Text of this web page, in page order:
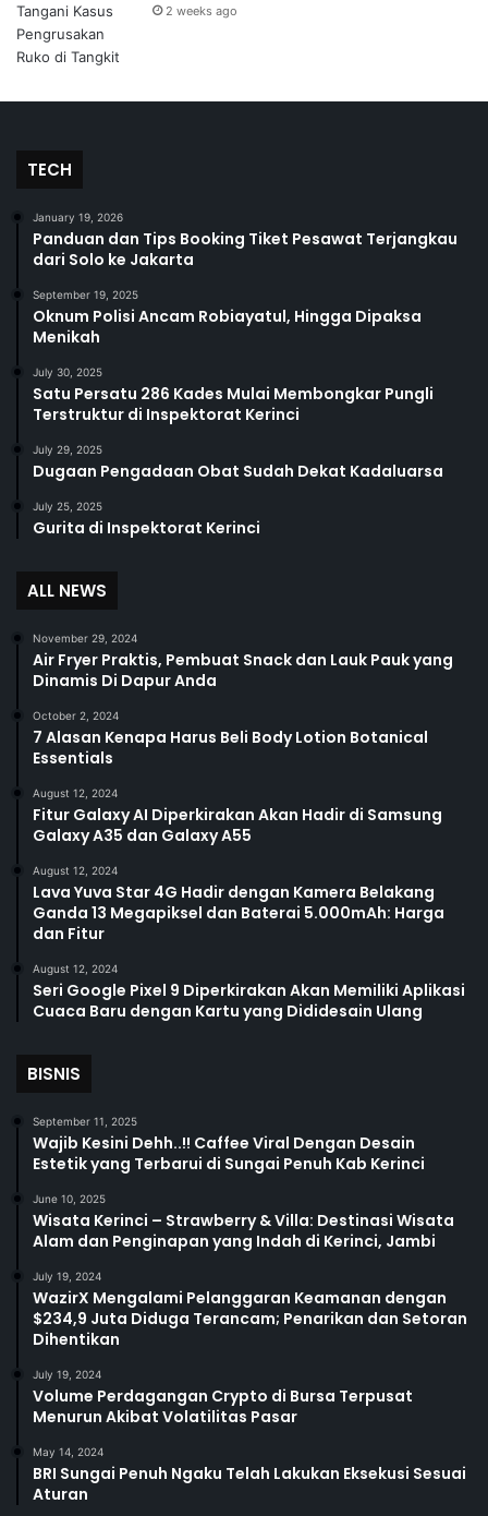
2 weeks ago
TECH
January 19, 2026
Panduan dan Tips Booking Tiket Pesawat Terjangkau
dari Solo ke Jakarta
September 19, 2025
Oknum Polisi Ancam Robiayatul, Hingga Dipaksa
Menikah
July 30, 2025
Satu Persatu 286 Kades Mulai Membongkar Pungli
Terstruktur di Inspektorat Kerinci
July 29, 2025
Dugaan Pengadaan Obat Sudah Dekat Kadaluarsa
July 25, 2025
Gurita di Inspektorat Kerinci
ALL NEWS
November 29, 2024
Air Fryer Praktis, Pembuat Snack dan Lauk Pauk yang
Dinamis Di Dapur Anda
October 2, 2024
7 Alasan Kenapa Harus Beli Body Lotion Botanical
Essentials
August 12, 2024
Fitur Galaxy AI Diperkirakan Akan Hadir di Samsung
Galaxy A35 dan Galaxy A55
August 12, 2024
Lava Yuva Star 4G Hadir dengan Kamera Belakang
Ganda 13 Megapiksel dan Baterai 5.000mAh: Harga
dan Fitur
August 12, 2024
Seri Google Pixel 9 Diperkirakan Akan Memiliki Aplikasi
Cuaca Baru dengan Kartu yang Dididesain Ulang
BISNIS
September 11, 2025
Wajib Kesini Dehh..!! Caffee Viral Dengan Desain
Estetik yang Terbarui di Sungai Penuh Kab Kerinci
June 10, 2025
Wisata Kerinci – Strawberry & Villa: Destinasi Wisata
Alam dan Penginapan yang Indah di Kerinci, Jambi
July 19, 2024
WazirX Mengalami Pelanggaran Keamanan dengan
$234,9 Juta Diduga Terancam; Penarikan dan Setoran
Dihentikan
July 19, 2024
Volume Perdagangan Crypto di Bursa Terpusat
Menurun Akibat Volatilitas Pasar
May 14, 2024
BRI Sungai Penuh Ngaku Telah Lakukan Eksekusi Sesuai
Aturan